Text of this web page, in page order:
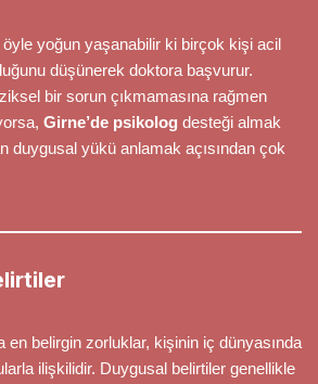
yoğun yaşanabilir ki birçok kişi acil
düşünerek doktora başvurur.
bir sorun çıkmamasına rağmen
Girne’de psikolog desteği almak
duygusal yükü anlamak açısından çok
en belirgin zorluklar, kişinin iç dünyasında
ilişkilidir. Duygusal belirtiler genellikle